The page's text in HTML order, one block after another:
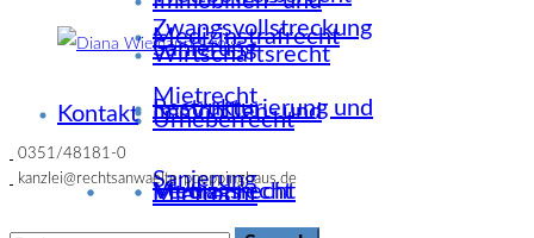
Mietrecht
Medizinrecht
Zwangsvollstreckung
Immobilien- und
Mietrecht
Sanierung
Urheberrecht
Vertragsrecht
Wirtschaftsrecht
Kontakt
Medizinstrafrecht
Restrukturierung und
Sanierung
0351/48181-0
kanzlei@rechtsanwaelte-poeppinghaus.de